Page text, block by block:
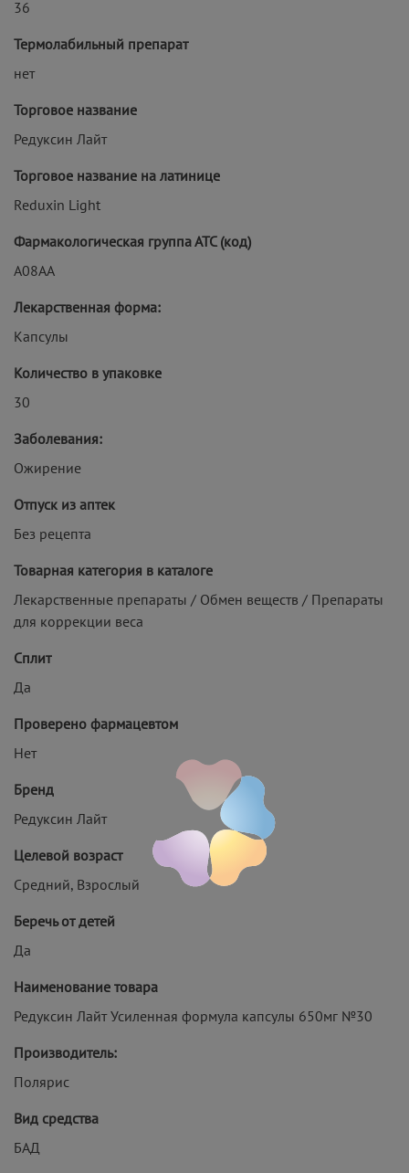
36
Термолабильный препарат
нет
Торговое название
Редуксин Лайт
Торговое название на латинице
Reduxin Light
Фармакологическая группа АТС (код)
A08AA
Лекарственная форма:
Капсулы
Количество в упаковке
30
Заболевания:
Ожирение
Отпуск из аптек
Без рецепта
Товарная категория в каталоге
Лекарственные препараты / Обмен веществ / Препараты
для коррекции веса
Сплит
Да
Проверено фармацевтом
Нет
Бренд
Редуксин Лайт
Целевой возраст
Средний, Взрослый
Беречь от детей
Да
Наименование товара
Редуксин Лайт Усиленная формула капсулы 650мг №30
Производитель:
Полярис
Вид средства
БАД